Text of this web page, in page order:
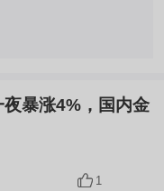
1